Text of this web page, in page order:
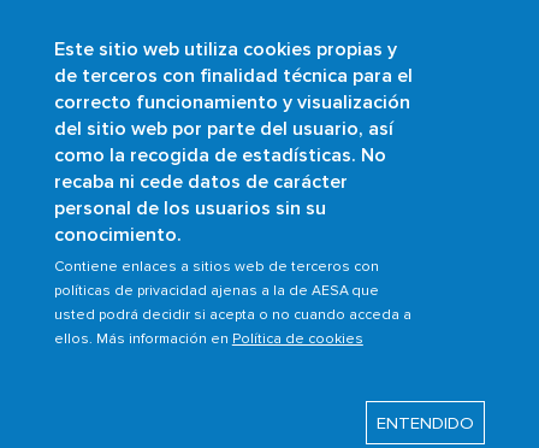
Este sitio web utiliza cookies propias y
de terceros con finalidad técnica para el
correcto funcionamiento y visualización
del sitio web por parte del usuario, así
como la recogida de estadísticas. No
recaba ni cede datos de carácter
personal de los usuarios sin su
conocimiento.
Contiene enlaces a sitios web de terceros con
políticas de privacidad ajenas a la de AESA que
usted podrá decidir si acepta o no cuando acceda a
ellos. Más información en Política de cookies
ENTENDIDO
Skip
to
main
content
Buscar
Breadcrumb
Home Scopes Airports
Slots